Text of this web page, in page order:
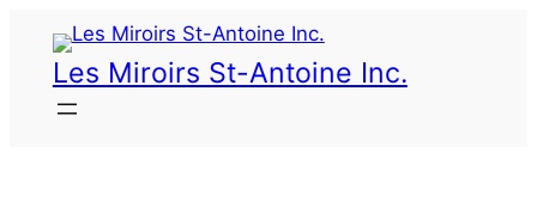
Les Miroirs St-Antoine Inc.